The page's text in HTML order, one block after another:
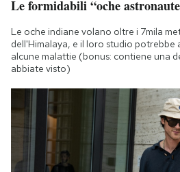
Le formidabili “oche
Le oche indiane volano oltre i 7mila
dell'Himalaya, e il loro studio
alcune malattie (bonus: contiene una
abbiate visto)